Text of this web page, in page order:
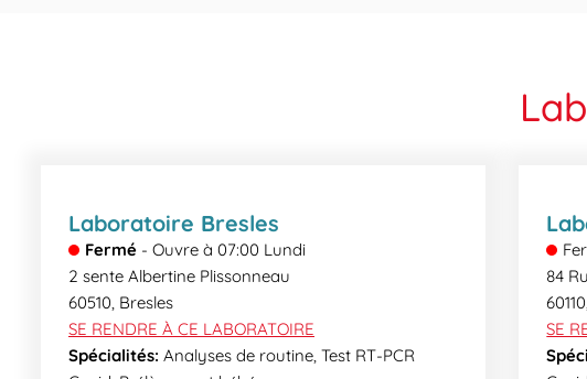
Laboratoire Bresles
Fermé - Ouvre à 07:00 Lundi
2 sente Albertine Plissonneau
60510, Bresles
SE RENDRE À CE LABORATOIRE
Spécialités: Analyses de routine, Test RT-PCR
84
60110
SE